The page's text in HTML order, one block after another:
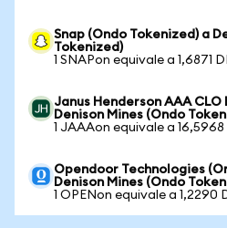
Snap (Ondo Tokenized) a
Tokenized)
1 SNAPon equivale a 1,6871
Janus Henderson AAA CLO
Denison Mines (Ondo
1 JAAAon equivale a
Opendoor Technologies
Denison Mines (Ondo
1 OPENon equivale a 1,2290